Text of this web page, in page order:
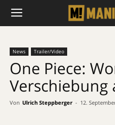
News Trailer/Video
One Piece:
Verschiebung
Von Ulrich Steppberger - 12.